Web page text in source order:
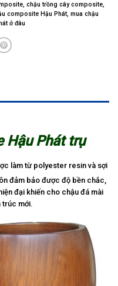
, chậu trồng cây composite,
composite Hậu Phát, mua chậu
ở đâu
Hậu Phát trụ
làm từ polyester resin và sợi
đảm bảo được độ bền chắc,
đại khiến cho chậu đá mài
trúc mới.